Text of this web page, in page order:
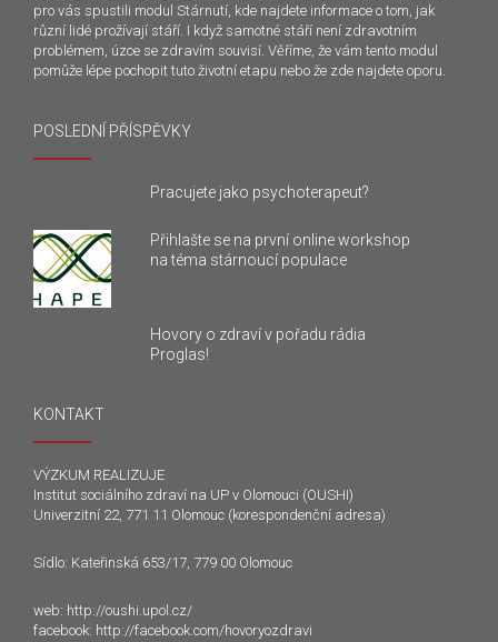
pro vás spustili modul Stárnutí, kde najdete informace o tom, jak
různí lidé prožívají stáří. I když samotné stáří není zdravotním
problémem, úzce se zdravím souvisí. Věříme, že vám tento modul
pomůže lépe pochopit tuto životní etapu nebo že zde najdete oporu.
POSLEDNÍ PŘÍSPĚVKY
Pracujete jako psychoterapeut?
Přihlašte se na první online workshop
na téma stárnoucí populace
Hovory o zdraví v pořadu rádia
Proglas!
KONTAKT
VÝZKUM REALIZUJE
Institut sociálního zdraví na UP v Olomouci (OUSHI)
Univerzitní 22, 771 11 Olomouc (korespondenční adresa)
Sídlo: Kateřinská 653/17, 779 00 Olomouc
web: http://oushi.upol.cz/
facebook: http://facebook.com/hovoryozdravi